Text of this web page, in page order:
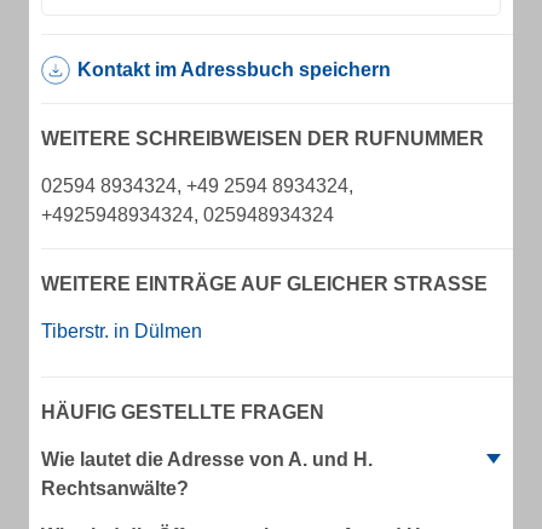
Kontakt im Adressbuch speichern
WEITERE SCHREIBWEISEN DER RUFNUMMER
02594 8934324, +49 2594 8934324,
+4925948934324, 025948934324
WEITERE EINTRÄGE AUF GLEICHER STRASSE
Tiberstr. in Dülmen
HÄUFIG GESTELLTE FRAGEN
Wie lautet die Adresse von A. und H.
Rechtsanwälte?